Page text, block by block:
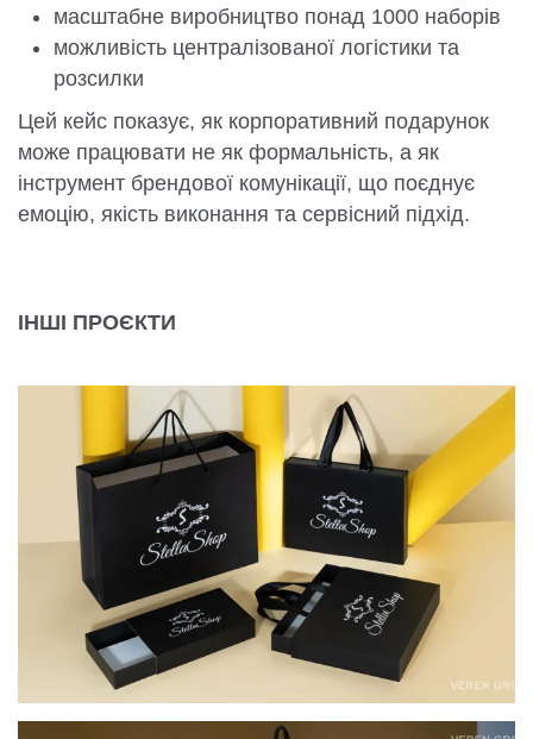
масштабне виробництво понад 1000 наборів
можливість централізованої логістики та
розсилки
Цей кейс показує, як корпоративний подарунок
може працювати не як формальність, а як
інструмент брендової комунікації, що поєднує
емоцію, якість виконання та сервісний підхід.
ІНШІ ПРОЄКТИ
КОМПЛЕКСНЕ ПАКУВАННЯ ДЛЯ STELLA SHOP